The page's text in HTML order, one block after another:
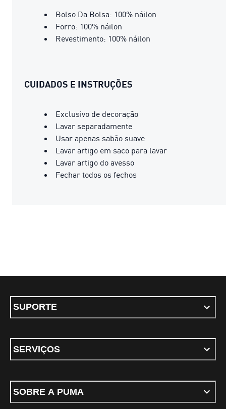
Bolso Da Bolsa: 100% náilon
Forro: 100% náilon
Revestimento: 100% náilon
CUIDADOS E INSTRUÇÕES
Exclusivo de decoração
Lavar separadamente
Usar apenas sabão suave
Lavar artigo em saco para lavar
Lavar artigo do avesso
Fechar todos os fechos
SUPORTE
SERVIÇOS
SOBRE A PUMA